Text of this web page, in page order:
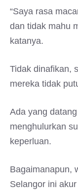
“Saya rasa
dan tidak mahu
katanya.
Tidak dinafikan,
mereka tidak
Ada yang
menghulurkan
keperluan.
Bagaimanapun,
Selangor ini